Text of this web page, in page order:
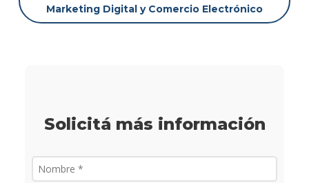
Marketing Digital y Comercio Electrónico
Solicitá más información